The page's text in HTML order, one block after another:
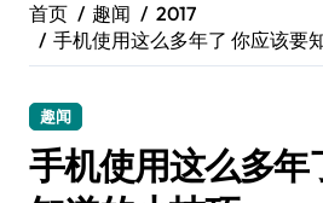
首页 趣闻
2017
手机使用这么多年了 你应该要
趣闻
手机使用这么多年